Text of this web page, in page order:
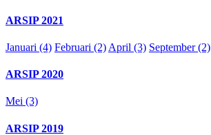
ARSIP 2021
Januari (4) Februari (2) April (3) September (2)
ARSIP 2020
Mei (3)
ARSIP 2019